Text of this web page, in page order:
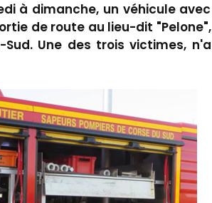
à dimanche, un véhicule avec
de route au lieu-dit "Pelone",
Une des trois victimes, n'a